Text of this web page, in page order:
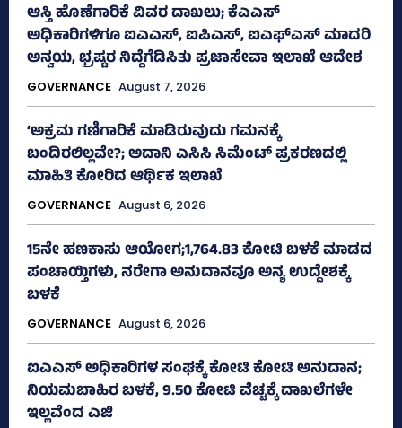
ಆಸ್ತಿ ಹೊಣೆಗಾರಿಕೆ ವಿವರ ದಾಖಲು; ಕೆಎಎಸ್
ಅಧಿಕಾರಿಗಳಿಗೂ ಐಎಎಸ್‌, ಐಪಿಎಸ್‌, ಐಎಫ್‌ಎಸ್‌ ಮಾದರಿ
ಅನ್ವಯ, ಭ್ರಷ್ಟರ ನಿದ್ದೆಗೆಡಿಸಿತು ಪ್ರಜಾಸೇವಾ ಇಲಾಖೆ ಆದೇಶ
GOVERNANCE August 7, 2026
‘ಅಕ್ರಮ ಗಣಿಗಾರಿಕೆ ಮಾಡಿರುವುದು ಗಮನಕ್ಕೆ
ಬಂದಿರಲಿಲ್ಲವೇ?; ಅದಾನಿ ಎಸಿಸಿ ಸಿಮೆಂಟ್ ಪ್ರಕರಣದಲ್ಲಿ
ಮಾಹಿತಿ ಕೋರಿದ ಆರ್ಥಿಕ ಇಲಾಖೆ
GOVERNANCE August 6, 2026
15ನೇ ಹಣಕಾಸು ಆಯೋಗ;1,764.83 ಕೋಟಿ ಬಳಕೆ ಮಾಡದ
ಪಂಚಾಯ್ತಿಗಳು, ನರೇಗಾ ಅನುದಾನವೂ ಅನ್ಯ ಉದ್ದೇಶಕ್ಕೆ
ಬಳಕೆ
GOVERNANCE August 6, 2026
ಐಎಎಸ್‌ ಅಧಿಕಾರಿಗಳ ಸಂಘಕ್ಕೆ ಕೋಟಿ ಕೋಟಿ ಅನುದಾನ;
ನಿಯಮಬಾಹಿರ ಬಳಕೆ, 9.50 ಕೋಟಿ ವೆಚ್ಚಕ್ಕೆ ದಾಖಲೆಗಳೇ
ಇಲ್ಲವೆಂದ ಎಜಿ